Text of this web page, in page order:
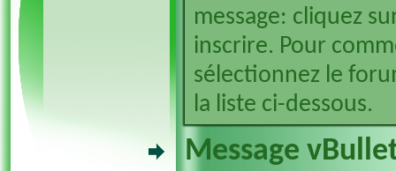
message: cliquez
inscrire. Pour
sélectionnez le
la liste ci-dessous.
Message